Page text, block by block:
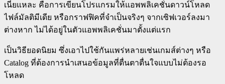
เนี่ยแหละ คือการเขียนโปรแกรมให้แอพพลิเคชั่นดาวน์โหลด
ไฟล์มัลติมีเดีย หรือกราฟฟิคที่จำเป็นจริงๆ จากเซิฟเวอร์ลงมา
ต่างหาก ไม่ได้อยู่ในตัวแอพพลิเคชั่นมาตั้งแต่แรก
เป็นวิธียอดนิยม ซึ่งเอาไปใช้กันแพร่หลายเช่นเกมส์ต่างๆ หรือ
Catalog ที่ต้องการนำเสนอข้อมูลที่ตื่นตาตื่นใจแบบไม่ต้องรอ
โหลด